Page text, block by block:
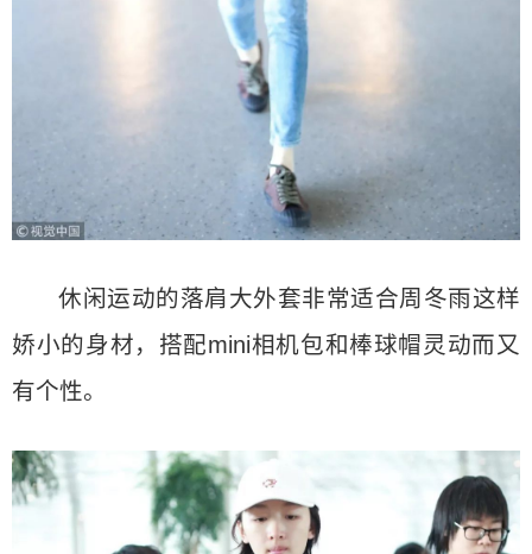
休闲运动的落肩大外套非常适合周冬雨这样
娇小的身材，搭配mini相机包和棒球帽灵动而又
有个性。